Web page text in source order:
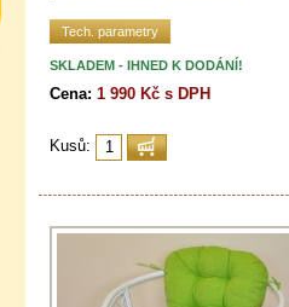
Tech. parametry
SKLADEM - IHNED K DODÁNÍ!
Cena: 1 990 Kč s DPH
Kusů: